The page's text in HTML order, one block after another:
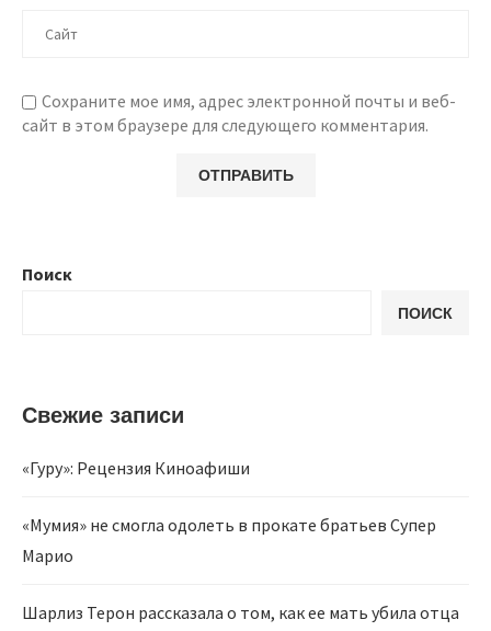
Сохраните мое имя, адрес электронной почты и веб-
сайт в этом браузере для следующего комментария.
Поиск
ПОИСК
Свежие записи
«Гуру»: Рецензия Киноафиши
«Мумия» не смогла одолеть в прокате братьев Супер
Марио
Шарлиз Терон рассказала о том, как ее мать убила отца